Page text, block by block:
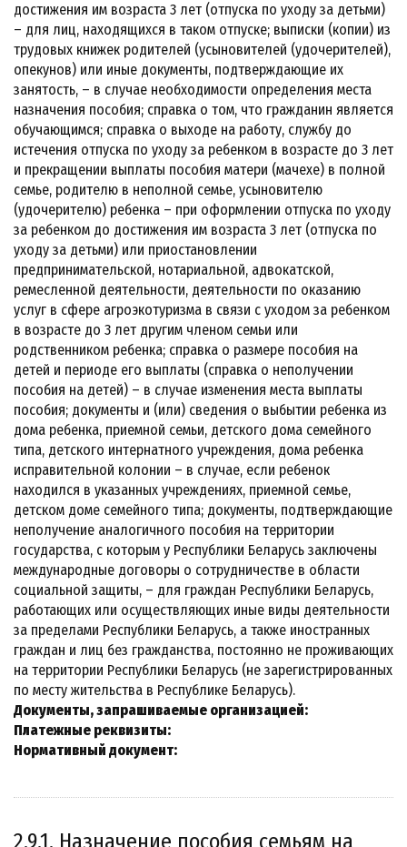
достижения им возраста 3 лет (отпуска по уходу за детьми)
– для лиц, находящихся в таком отпуске; выписки (копии) из
трудовых книжек родителей (усыновителей (удочерителей),
опекунов) или иные документы, подтверждающие их
занятость, – в случае необходимости определения места
назначения пособия; справка о том, что гражданин является
обучающимся; справка о выходе на работу, службу до
истечения отпуска по уходу за ребенком в возрасте до 3 лет
и прекращении выплаты пособия матери (мачехе) в полной
семье, родителю в неполной семье, усыновителю
(удочерителю) ребенка – при оформлении отпуска по уходу
за ребенком до достижения им возраста 3 лет (отпуска по
уходу за детьми) или приостановлении
предпринимательской, нотариальной, адвокатской,
ремесленной деятельности, деятельности по оказанию
услуг в сфере агроэкотуризма в связи с уходом за ребенком
в возрасте до 3 лет другим членом семьи или
родственником ребенка; справка о размере пособия на
детей и периоде его выплаты (справка о неполучении
пособия на детей) – в случае изменения места выплаты
пособия; документы и (или) сведения о выбытии ребенка из
дома ребенка, приемной семьи, детского дома семейного
типа, детского интернатного учреждения, дома ребенка
исправительной колонии – в случае, если ребенок
находился в указанных учреждениях, приемной семье,
детском доме семейного типа; документы, подтверждающие
неполучение аналогичного пособия на территории
государства, с которым у Республики Беларусь заключены
международные договоры о сотрудничестве в области
социальной защиты, – для граждан Республики Беларусь,
работающих или осуществляющих иные виды деятельности
за пределами Республики Беларусь, а также иностранных
граждан и лиц без гражданства, постоянно не проживающих
на территории Республики Беларусь (не зарегистрированных
по месту жительства в Республике Беларусь).
Документы, запрашиваемые организацией:
Платежные реквизиты:
Нормативный документ:
2.9.1. Назначение пособия семьям на